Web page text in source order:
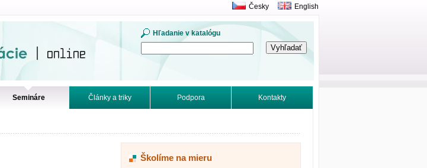
Hľadanie v katalógu
Česky English
Semináre Články a triky Podpora Kontakty
Školíme na mieru